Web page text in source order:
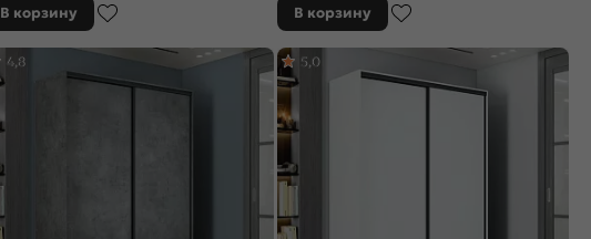
В корзину В корзину
4,8 5,0